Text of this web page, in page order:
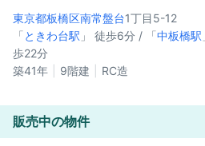
東京都板橋区南常盤台1丁目5-12
「ときわ台駅 」 徒歩6分 / 「中板橋駅
歩22分
築41年
9階建 RC造
販売中の物件